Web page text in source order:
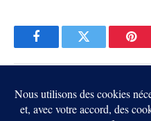
FacebookTwitter
Yves